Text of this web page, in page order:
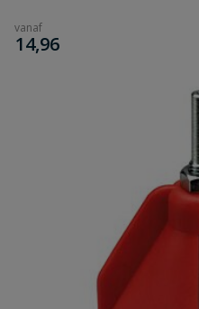
vanaf
€
14,96